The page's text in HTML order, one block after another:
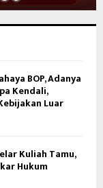
BOP, Adanya
Kendali,
Luar
Kuliah Tamu,
Hukum